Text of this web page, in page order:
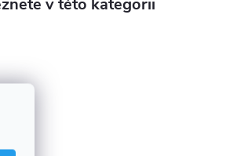
v této kategorii